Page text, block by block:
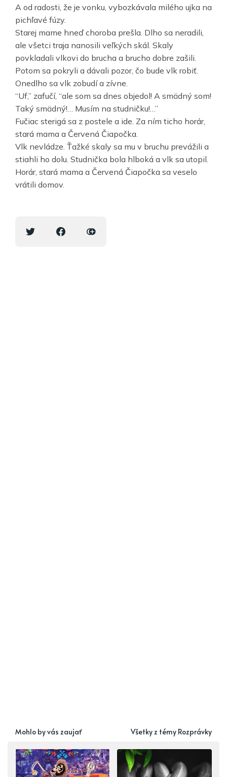
A od radosti, že je vonku, vybozkávala milého ujka na
pichľavé fúzy.
Starej mame hneď choroba prešla. Dlho sa neradili,
ale všetci traja nanosili veľkých skál. Skaly
povkladali vlkovi do brucha a brucho dobre zašili.
Potom sa pokryli a dávali pozor, čo bude vlk robiť.
Onedlho sa vlk zobudí a zívne.
“Uf,” zafučí, “ale som sa dnes objedol! A smädný som!
Taký smädný!… Musím na studničku!…”
Fučiac sterigá sa z postele a ide. Za ním ticho horár,
stará mama a Červená Čiapočka.
Vlk nevládze. Ťažké skaly sa mu v bruchu prevážili a
stiahli ho dolu. Studnička bola hlboká a vlk sa utopil.
Horár, stará mama a Červená Čiapočka sa veselo
vrátili domov.
Mohlo by vás zaujať Všetky z témy Rozprávky